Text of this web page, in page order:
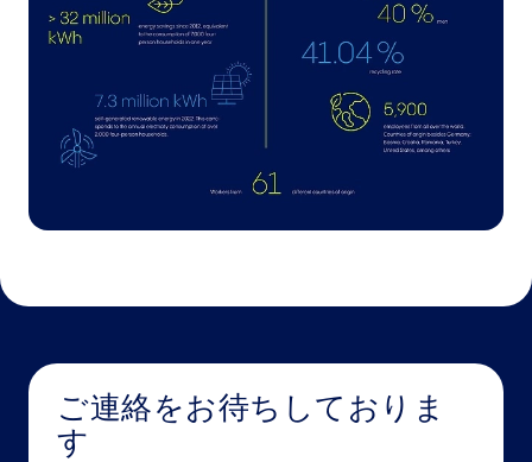
ご連絡をお待ちしておりま
す